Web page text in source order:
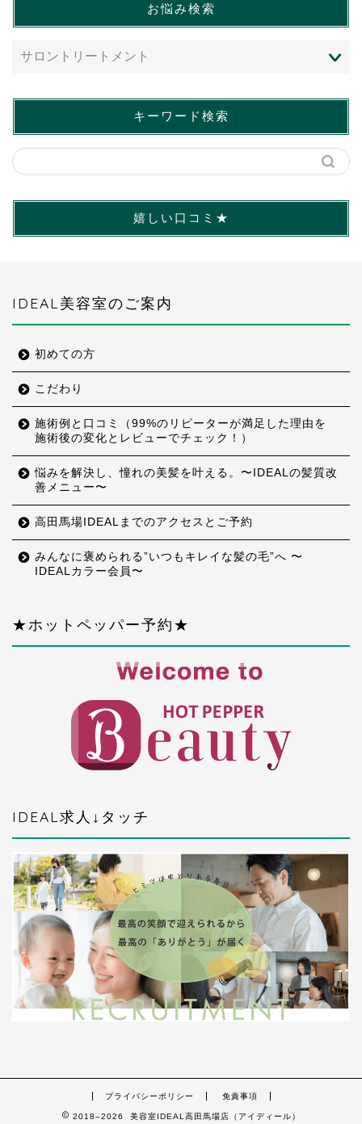
お悩み検索
キーワード検索
嬉しい口コミ★
IDEAL美容室のご案内
初めての方
こだわり
施術例と口コミ（99%のリピーターが満足した理由を
施術後の変化とレビューでチェック！）
悩みを解決し、憧れの美髪を叶える。〜IDEALの髪質改
善メニュー〜
高田馬場IDEALまでのアクセスとご予約
みんなに褒められる”いつもキレイな髪の毛”へ 〜
IDEALカラー会員〜
★ホットペッパー予約★
IDEAL求人↓タッチ
プライバシーポリシー 免責事項
2018–2026 美容室IDEAL高田馬場店（アイディール）